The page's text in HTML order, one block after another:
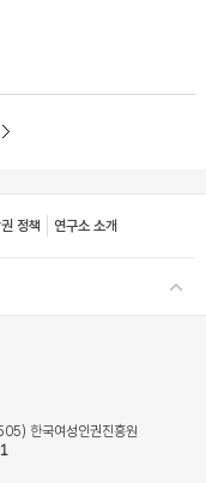
정책 연구소 소개
한국여성인권진흥원